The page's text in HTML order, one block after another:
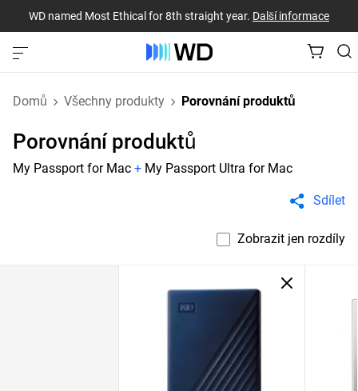
WD named Most Ethical for 8th straight year. Další informace
Domů Všechny produkty Porovnání produktů
Porovnání produktů
My Passport for Mac + My Passport Ultra for Mac
Sdílet
Zobrazit jen rozdíly